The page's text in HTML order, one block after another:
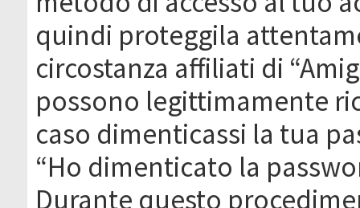
quindi proteggila
circostanza affiliati di
possono legittimamente
caso dimenticassi la tua
“Ho dimenticato la
Durante questo